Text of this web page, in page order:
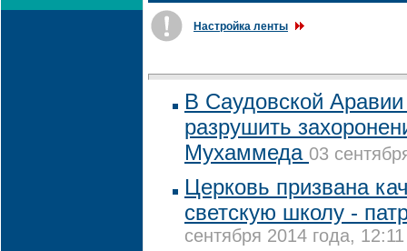
Настройка ленты
В Саудовской
разрушить
Мухаммеда 03
Церковь призвана
светскую школу -
сентября 2014 года, 12:11